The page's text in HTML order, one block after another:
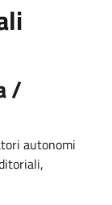
/
autonomi